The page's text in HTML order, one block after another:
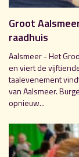
Groot
raadhuis
Aalsmeer - Het
en viert de
taalevenement
van Aalsmeer.
opnieuw...